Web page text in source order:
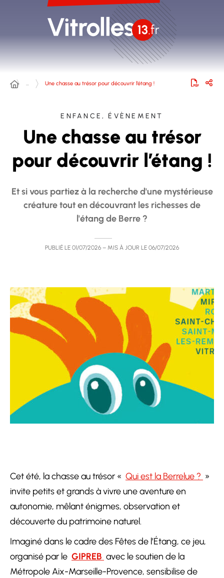
… Une chasse au trésor pour découvrir l’étang !
ENFANCE, ÉVÈNEMENT
Une chasse au trésor
pour découvrir l’étang !
Et si vous partiez à la recherche d'une mystérieuse
créature tout en découvrant les richesses de
l'étang de Berre ?
PUBLIÉ LE 01/07/2026 – MIS À JOUR LE 06/07/2026
Cet été, la chasse au trésor « Qui est la Berrelue ? »
invite petits et grands à vivre une aventure en
autonomie, mêlant énigmes, observation et
découverte du patrimoine naturel.
Imaginé dans le cadre des Fêtes de l’Étang, ce jeu,
organisé par le GIPREB avec le soutien de la
Métropole Aix-Marseille-Provence, sensibilise de